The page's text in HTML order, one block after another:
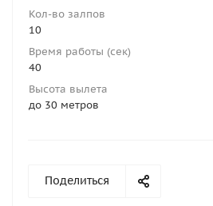
Кол-во залпов
10
Время работы (сек)
40
Высота вылета
до 30 метров
Поделиться